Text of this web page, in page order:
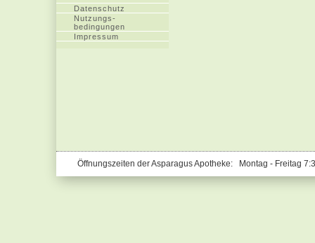
Datenschutz
Nutzungs-
bedingungen
Impressum
Öffnungszeiten der Asparagus Apotheke: Montag - Freitag